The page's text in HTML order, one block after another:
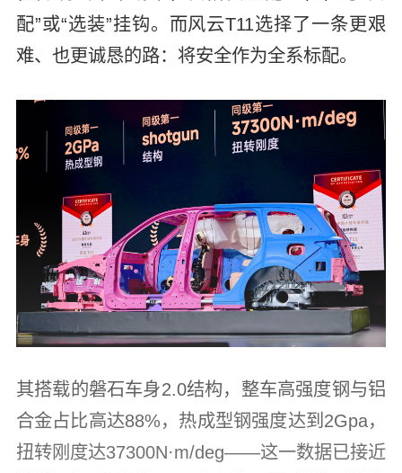
配”或“选装”挂钩。而风云T11选择了一条更艰
难、也更诚恳的路：将安全作为全系标配。
其搭载的磐石车身2.0结构，整车高强度钢与铝
合金占比高达88%，热成型钢强度达到2Gpa，
扭转刚度达37300N·m/deg——这一数据已接近